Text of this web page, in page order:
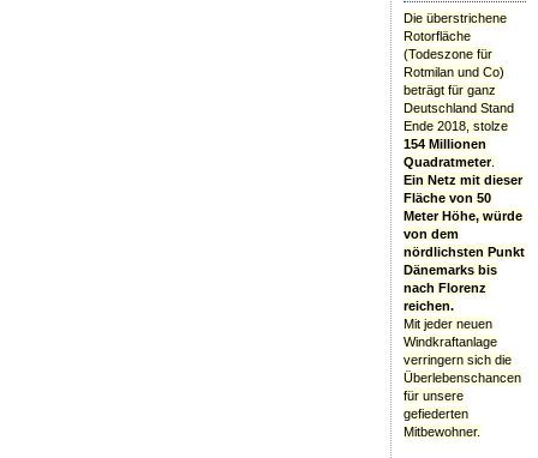
Die überstrichene
Rotorfläche
(Todeszone für
Rotmilan und Co)
beträgt für ganz
Deutschland Stand
Ende 2018, stolze
154 Millionen
Quadratmeter.
Ein Netz mit dieser
Fläche von 50
Meter Höhe, würde
von dem
nördlichsten Punkt
Dänemarks bis
nach Florenz
reichen.
Mit jeder neuen
Windkraftanlage
verringern sich die
Überlebenschancen
für unsere
gefiederten
Mitbewohner.